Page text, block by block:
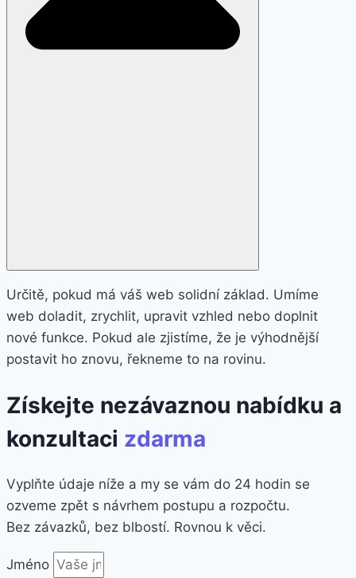
Určitě, pokud má váš web solidní základ. Umíme
web doladit, zrychlit, upravit vzhled nebo doplnit
nové funkce. Pokud ale zjistíme, že je výhodnější
postavit ho znovu, řekneme to na rovinu.
Získejte nezávaznou nabídku a
konzultaci zdarma
Vyplňte údaje níže a my se vám do 24 hodin se
ozveme zpět s návrhem postupu a rozpočtu.
Bez závazků, bez blbostí. Rovnou k věci.
Jméno